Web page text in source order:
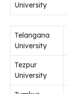
University
Telangana
University
Tezpur
University